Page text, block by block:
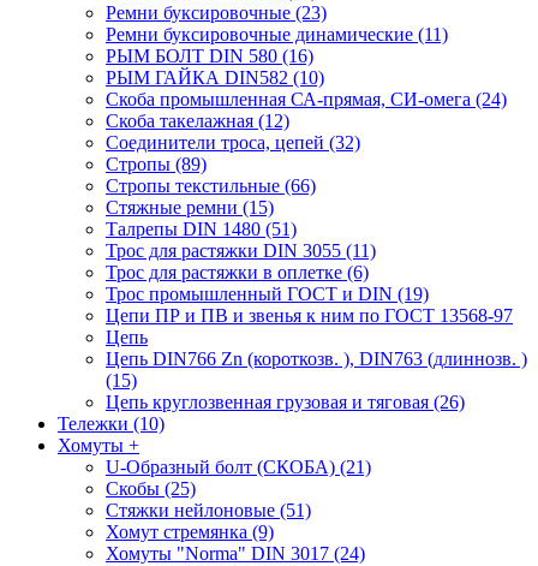
Ремни буксировочные (23)
Ремни буксировочные динамические (11)
РЫМ БОЛТ DIN 580 (16)
РЫМ ГАЙКА DIN582 (10)
Скоба промышленная СА-прямая, СИ-омега (24)
Скоба такелажная (12)
Соединители троса, цепей (32)
Стропы (89)
Стропы текстильные (66)
Стяжные ремни (15)
Талрепы DIN 1480 (51)
Трос для растяжки DIN 3055 (11)
Трос для растяжки в оплетке (6)
Трос промышленный ГОСТ и DIN (19)
Цепи ПР и ПВ и звенья к ним по ГОСТ 13568-97
Цепь
Цепь DIN766 Zn (короткозв. ), DIN763 (длиннозв. )
(15)
Цепь круглозвенная грузовая и тяговая (26)
Тележки (10)
Хомуты +
U-Образный болт (СКОБА) (21)
Скобы (25)
Стяжки нейлоновые (51)
Хомут стремянка (9)
Хомуты "Norma" DIN 3017 (24)